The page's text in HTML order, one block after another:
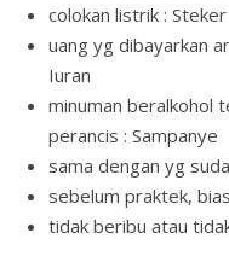
colokan listrik : Steker
uang yg dibayarkan
Iuran
minuman beralkohol
perancis : Sampanye
sama dengan yg
sebelum praktek,
tidak beribu atau